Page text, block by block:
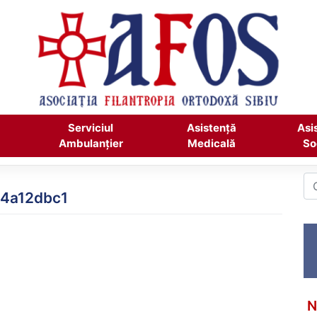
Serviciul
Ambulanțier
Asistență
Medicală